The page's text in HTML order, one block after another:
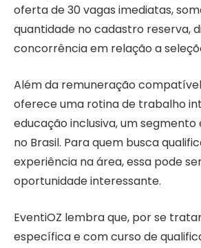
oferta de 30 vagas imediatas,
quantidade no cadastro reserva,
concorrência em relação a
Além da remuneração
oferece uma rotina de trabalho
educação inclusiva, um
no Brasil. Para quem busca
experiência na área, essa pode
oportunidade interessante.
EventiOZ lembra que, por se
específica e com curso de